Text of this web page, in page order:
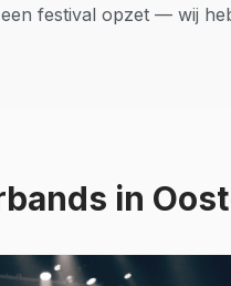
festival opzet — wij
in